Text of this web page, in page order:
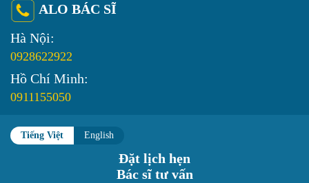
ALO BÁC SĨ
Hà Nội:
0928622922
Hồ Chí Minh:
0911155050
Tiếng Việt English
Đặt lịch hẹn
Bác sĩ tư vấn